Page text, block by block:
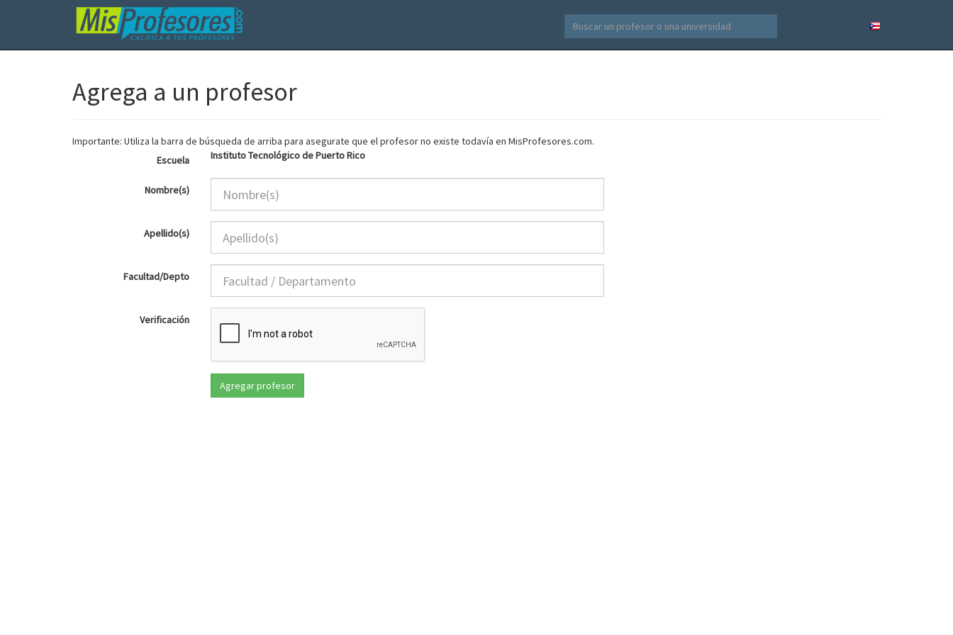
Agrega a un profesor
Importante: Utiliza la barra de búsqueda de arriba para asegurate que el profesor no existe todavía en MisProfesores.com.
Escuela
Instituto Tecnológico de Puerto Rico
Nombre(s)
Apellido(s)
Facultad/Depto
Verificación